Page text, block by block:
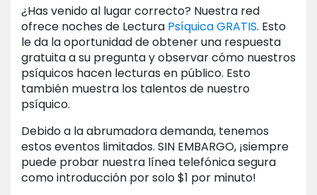
¿Has venido al lugar correcto? Nuestra red
ofrece noches de Lectura Psíquica GRATIS. Esto
le da la oportunidad de obtener una respuesta
gratuita a su pregunta y observar cómo nuestros
psíquicos hacen lecturas en público. Esto
también muestra los talentos de nuestro
psíquico.
Debido a la abrumadora demanda, tenemos
estos eventos limitados. SIN EMBARGO, ¡siempre
puede probar nuestra línea telefónica segura
como introducción por solo $1 por minuto!